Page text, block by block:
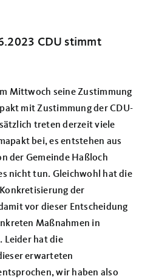
CDU stimmt
Mittwoch seine Zustimmung
mit Zustimmung der CDU-
treten derzeit viele
bei, es entstehen aus
der Gemeinde Haßloch
nicht tun. Gleichwohl hat die
der
vor dieser Entscheidung
Maßnahmen in
Leider hat die
erwarteten
wir haben also